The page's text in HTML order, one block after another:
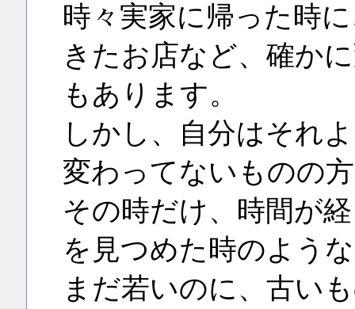
時々実家に帰った時
きたお店など、確か
もあります。
しかし、自分はそれ
変わってないものの
その時だけ、時間が
を見つめた時のよう
まだ若いのに、古い